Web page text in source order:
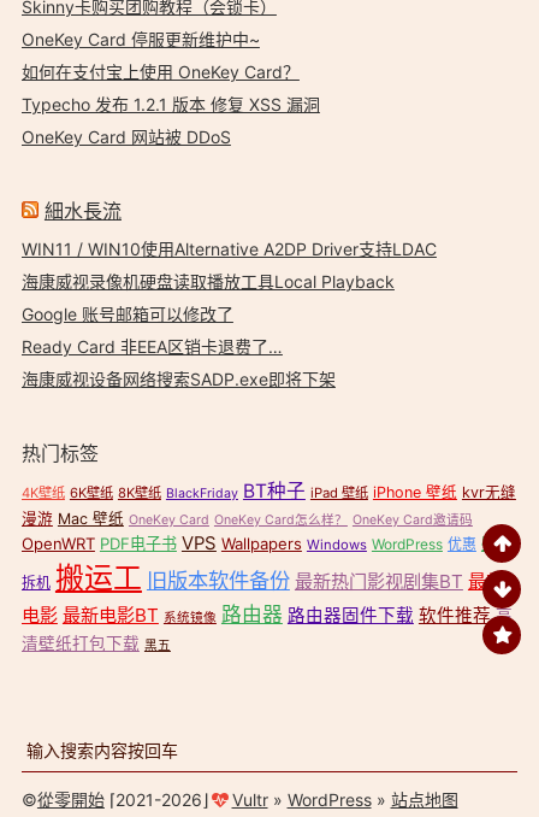
Skinny卡购买团购教程（会锁卡）
OneKey Card 停服更新维护中~
如何在支付宝上使用 OneKey Card？
Typecho 发布 1.2.1 版本 修复 XSS 漏洞
OneKey Card 网站被 DDoS
細水長流
WIN11 / WIN10使用Alternative A2DP Driver支持LDAC
海康威视录像机硬盘读取播放工具Local Playback
Google 账号邮箱可以修改了
Ready Card 非EEA区销卡退费了…
海康威视设备网络搜索SADP.exe即将下架
热门标签
4K壁纸 6K壁纸 8K壁纸 BlackFriday BT种子 iPad 壁纸 iPhone 壁纸 kvr无缝
漫游 Mac 壁纸 OneKey Card OneKey Card怎么样？ OneKey Card邀请码
OpenWRT PDF电子书 VPS Wallpapers Windows WordPress 优惠 壁纸
拆机 搬运工 旧版本软件备份 最新热门影视剧集BT 最新
电影 最新电影BT 系统镜像 路由器 路由器固件下载 软件推荐 高
清壁纸打包下载 黑五
©從零開始⌈2021-2026⌋ Vultr» WordPress» 站点地图